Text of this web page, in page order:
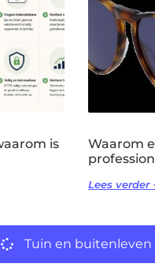
is
Waarom
Lees verder
Tuin en buitenleven